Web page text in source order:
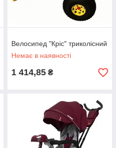
Велосипед "Кріс" триколісний
Немає в наявності
1 414,85 ₴